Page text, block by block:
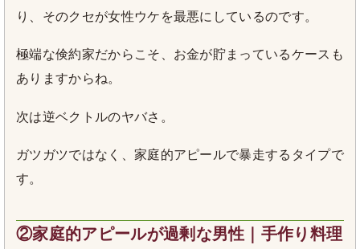
り、そのクセが女性ウケを最悪にしているのです。
極端な倹約家だからこそ、お金が貯まっているケースも
ありますからね。
次は逆ベクトルのヤバさ。
ガツガツではなく、家庭的アピールで暴走するタイプで
す。
②家庭的アピールが過剰な男性｜手作り料理